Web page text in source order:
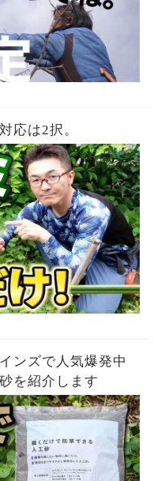
応は2択。
ンズで人気爆発中
を紹介します